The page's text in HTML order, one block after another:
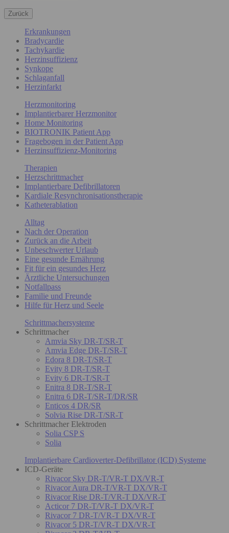
Zurück
Erkrankungen
Bradycardie
Tachykardie
Herzinsuffizienz
Synkope
Schlaganfall
Herzinfarkt
Herzmonitoring
Implantierbarer Herzmonitor
Home Monitoring
BIOTRONIK Patient App
Fragebogen in der Patient App
Herzinsuffizienz-Monitoring
Therapien
Herzschrittmacher
Implantierbare Defibrillatoren
Kardiale Resynchronisationstherapie
Katheterablation
Alltag
Nach der Operation
Zurück an die Arbeit
Unbeschwerter Urlaub
Eine gesunde Ernährung
Fit für ein gesundes Herz
Ärztliche Untersuchungen
Notfallpass
Familie und Freunde
Hilfe für Herz und Seele
Schrittmachersysteme
Schrittmacher
Amvia Sky DR-T/SR-T
Amvia Edge DR-T/SR-T
Edora 8 DR-T/SR-T
Evity 8 DR-T/SR-T
Evity 6 DR-T/SR-T
Enitra 8 DR-T/SR-T
Enitra 6 DR-T/SR-T/DR/SR
Enticos 4 DR/SR
Solvia Rise DR-T/SR-T
Schrittmacher Elektroden
Solia CSP S
Solia
Implantierbare Cardioverter-Defibrillator (ICD) Systeme
ICD-Geräte
Rivacor Sky DR-T/VR-T DX/VR-T
Rivacor Aura DR-T/VR-T DX/VR-T
Rivacor Rise DR-T/VR-T DX/VR-T
Acticor 7 DR-T/VR-T DX/VR-T
Rivacor 7 DR-T/VR-T DX/VR-T
Rivacor 5 DR-T/VR-T DX/VR-T